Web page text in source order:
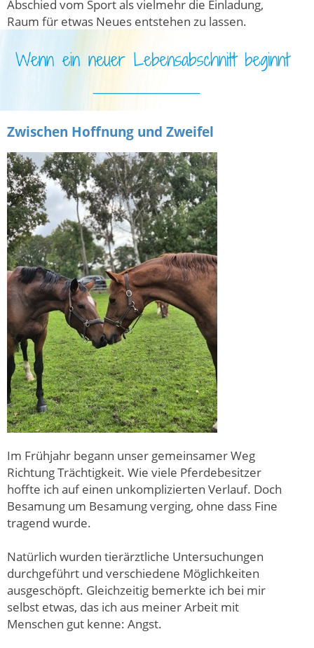
Abschied vom Sport als vielmehr die Einladung,
Raum für etwas Neues entstehen zu lassen.
Zwischen Hoffnung und Zweifel
Im Frühjahr begann unser gemeinsamer Weg
Richtung Trächtigkeit. Wie viele Pferdebesitzer
hoffte ich auf einen unkomplizierten Verlauf. Doch
Besamung um Besamung verging, ohne dass Fine
tragend wurde.
Natürlich wurden tierärztliche Untersuchungen
durchgeführt und verschiedene Möglichkeiten
ausgeschöpft. Gleichzeitig bemerkte ich bei mir
selbst etwas, das ich aus meiner Arbeit mit
Menschen gut kenne: Angst.